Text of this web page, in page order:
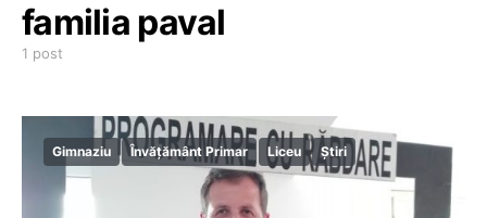
familia paval
1 post
Gimnaziu Învățământ Primar Liceu Știri